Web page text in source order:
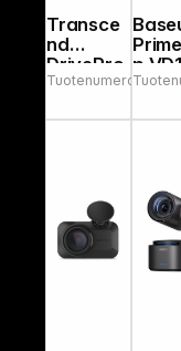
Transce
nd
DrivePro
250 incl.
microSD
Tuotenumero:
p VD1
Pro